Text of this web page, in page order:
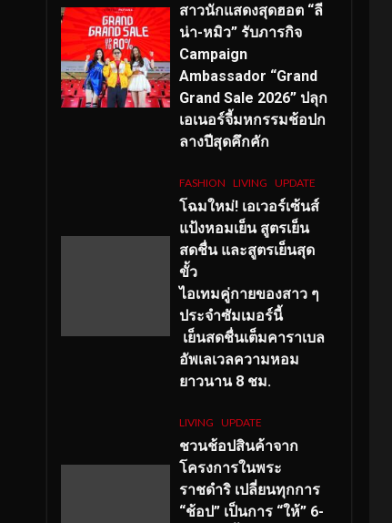
สาวนักแสดงสุดฮอต “ลี
น่า-หมิว” รับภารกิจ
Campaign
Ambassador “Grand
Grand Sale 2026” ปลุก
เอเนอร์จี้มหกรรมช้อปก
ลางปีสุดคึกคัก
FASHION LIVING UPDATE
โฉมใหม่! เอเวอร์เซ้นส์
แป้งหอมเย็น สูตรเย็น
สดชื่น และสูตรเย็นสุด
ขั้ว
ไอเทมคู่กายของสาว ๆ
ประจำซัมเมอร์นี้
เย็นสดชื่นเต็มคาราเบล
อัพเลเวลความหอม
ยาวนาน 8 ชม.
LIVING UPDATE
ชวนช้อปสินค้าจาก
โครงการในพระ
ราชดำริ เปลี่ยนทุกการ
“ช้อป” เป็นการ “ให้” 6-